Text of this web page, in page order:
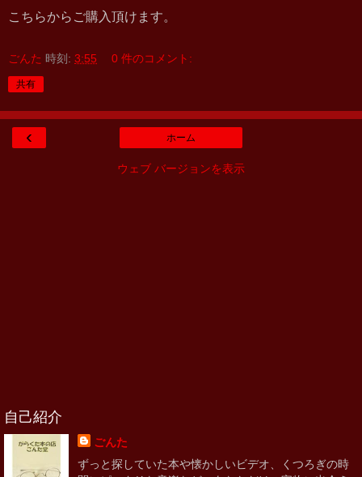
こちらからご購入頂けます。
ごんた 時刻: 3:55 0 件のコメント:
共有
‹ ホーム
ウェブ バージョンを表示
自己紹介
ごんた
ずっと探していた本や懐かしいビデオ、くつろぎの時